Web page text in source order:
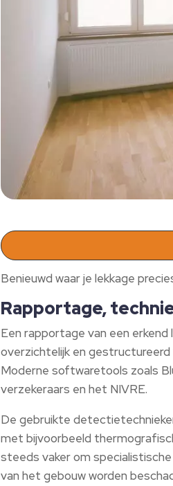
Benieuwd waar je lekkage
Rapportage,
Een rapportage van een
overzichtelijk en
Moderne softwaretools zoals
verzekeraars en het NIVRE.
De gebruikte
met bijvoorbeeld
steeds vaker om
van het gebouw worden